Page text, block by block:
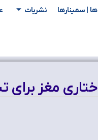
| سمینار‌ها نشریات
مغز